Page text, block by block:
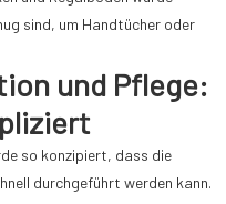
sind, um Handtücher oder
und Pflege:
so konzipiert, dass die
durchgeführt werden kann.